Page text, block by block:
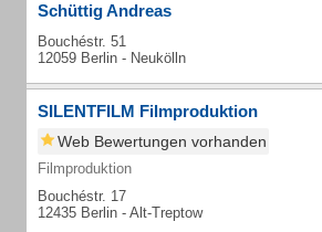
Schüttig Andreas
Bouchéstr. 51
12059 Berlin - Neukölln
SILENTFILM Filmproduktion
Web Bewertungen vorhanden
Filmproduktion
Bouchéstr. 17
12435 Berlin - Alt-Treptow